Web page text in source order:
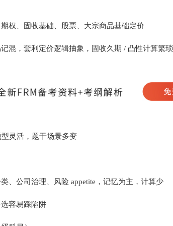
权、固收基础、股票、大宗商品基础定价
混，套利定价逻辑抽象，固收久期 / 凸性计算繁琐
灵活，题干场景多变
、公司治理、风险 appetite，记忆为主，计算少
容易踩陷阱